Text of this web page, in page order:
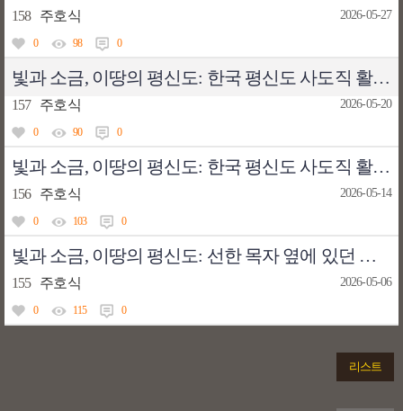
158 주호식 2026-05-27
0 98 0
빛과 소금, 이땅의 평신도: 한국 평신도 사도직 활동의 모범, 류홍렬 라우렌시오 (2)
157 주호식 2026-05-20
0 90 0
빛과 소금, 이땅의 평신도: 한국 평신도 사도직 활동의 모범, 류홍렬 라우렌시오 (1)
156 주호식 2026-05-14
0 103 0
빛과 소금, 이땅의 평신도: 선한 목자 옆에 있던 착한 평신도, 장일순 요한 (5) 가련한 생명을 보듬다
155 주호식 2026-05-06
0 115 0
리스트